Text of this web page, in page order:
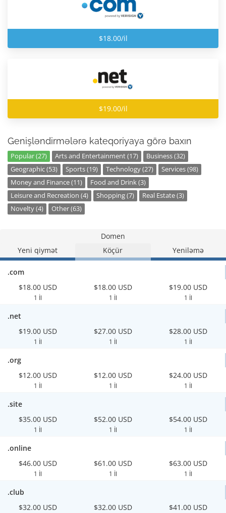
$18.00/il
$19.00/il
Genişləndirmələrə kateqoriyaya görə baxın
Popular (27) Arts and Entertainment (17)
Business (32)
Geographic (53)
Sports (19) Technology (27)
Services (98)
Money and Finance (11)
Food and Drink (3)
Leisure and Recreation (4)
Shopping (7)
Real Estate (3)
Novelty (4)
Other (63)
Domen
Yeni qiymət
Köçür Yeniləmə
.com
$18.00 USD
1 İl
$18.00 USD
1 İl
$19.00 USD
1 İl
.net
$19.00 USD
1 İl
$27.00 USD
1 İl
$28.00 USD
1 İl
.org
$12.00 USD
1 İl
$12.00 USD
1 İl
$24.00 USD
1 İl
.site
$35.00 USD
1 İl
$52.00 USD
1 İl
$54.00 USD
1 İl
.online
$46.00 USD
1 İl
$61.00 USD
1 İl
$63.00 USD
1 İl
.club
$32.00 USD
$32.00 USD $41.00 USD